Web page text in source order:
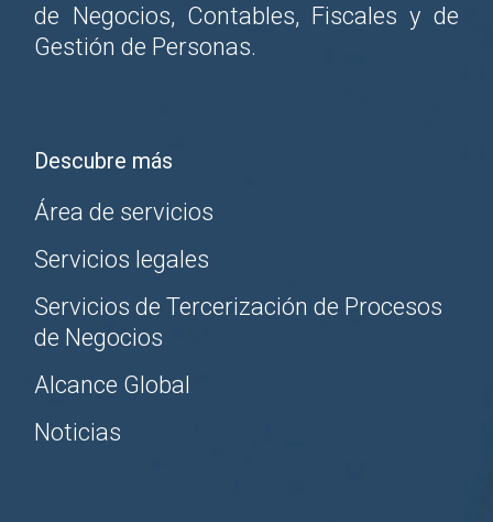
de Negocios, Contables, Fiscales y de
Gestión de Personas.
Descubre más
Área de servicios
Servicios legales
Servicios de Tercerización de Procesos
de Negocios
Alcance Global
Noticias